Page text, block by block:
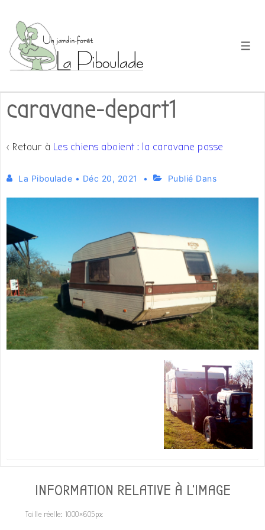
passer
contenu
principal
caravane-depart1
‹ Retour à Les chiens aboient : la caravane passe
La Piboulade • Déc 20, 2021 Publié Dans
INFORMATION RELATIVE À L'IMAGE
Taille réelle: 1000×605px